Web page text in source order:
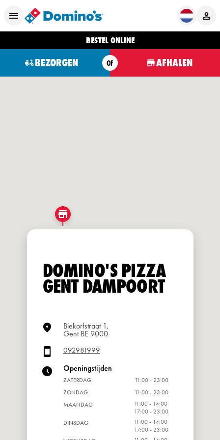
BESTEL ONLINE
BEZORGEN OF AFHALEN
DOMINO'S PIZZA
GENT DAMPOORT
Biekorfstraat 1,
Gent BE 9000
092981999
Openingstijden
ZATERDAG
11:00 - 23:00
ZONDAG
11:00 - 23:00
MAANDAG
11:00 - 14:00
17:00 - 23:00
DINSDAG
11:00 - 14:00
17:00 - 23:00